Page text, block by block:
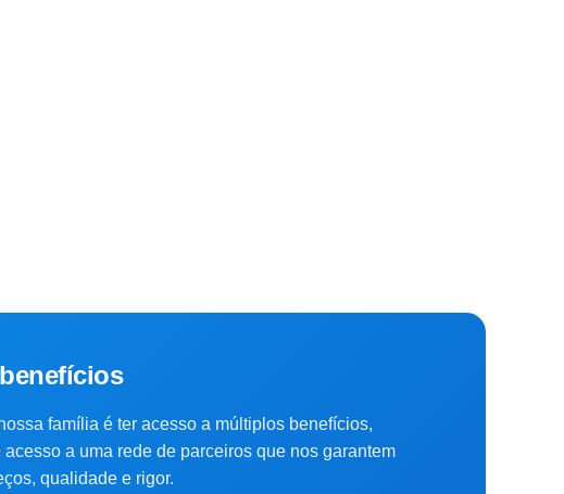
família é ter acesso a múltiplos benefícios,
acesso a uma rede de parceiros que nos garantem
qualidade e rigor.